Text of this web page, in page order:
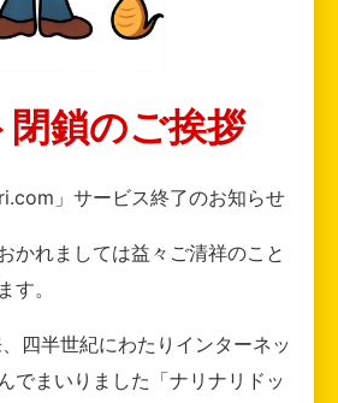
鎖のご挨拶
」サービス終了のお知らせ
かれましては益々ご清祥のこと
す。
四半世紀にわたりインターネッ
でまいりました「ナリナリドッ